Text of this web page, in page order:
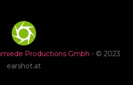
Productions Gmbh - © 2023
earshot.at